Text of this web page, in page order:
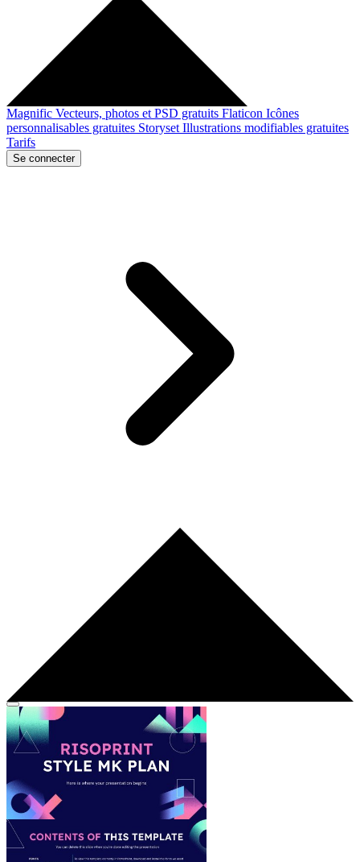
Magnific Vecteurs, photos et PSD gratuits Flaticon Icônes
personnalisables gratuites Storyset Illustrations modifiables gratuites
Tarifs
Se connecter